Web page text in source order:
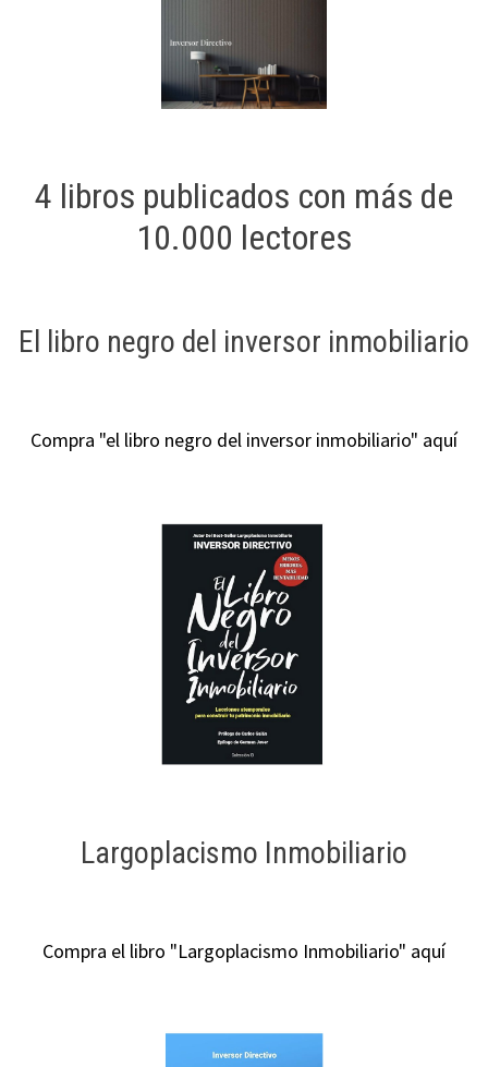
4 libros publicados con más de
10.000 lectores
El libro negro del inversor inmobiliario
Compra "el libro negro del inversor inmobiliario" aquí
Largoplacismo Inmobiliario
Compra el libro "Largoplacismo Inmobiliario" aquí